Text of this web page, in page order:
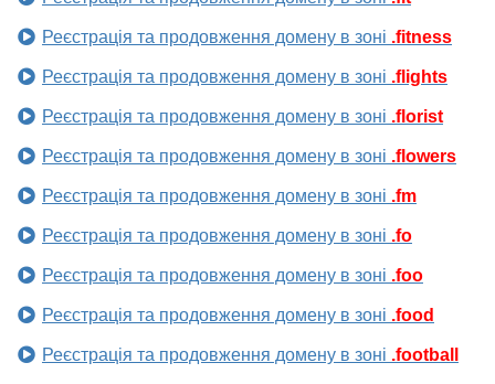
Реєстрація та продовження домену в зоні .fitness
Реєстрація та продовження домену в зоні .flights
Реєстрація та продовження домену в зоні .florist
Реєстрація та продовження домену в зоні .flowers
Реєстрація та продовження домену в зоні .fm
Реєстрація та продовження домену в зоні .fo
Реєстрація та продовження домену в зоні .foo
Реєстрація та продовження домену в зоні .food
Реєстрація та продовження домену в зоні .football